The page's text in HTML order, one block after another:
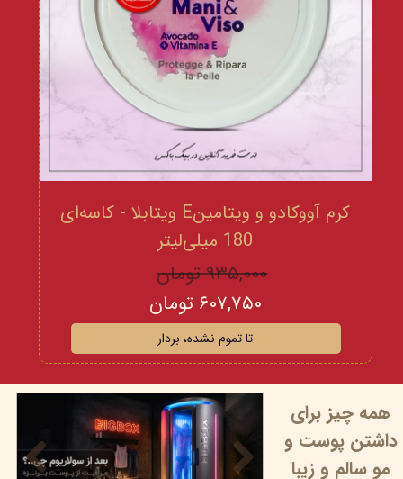
کرم آووکادو و ویتامینE ویتابلا - کاسه‌ای
180 میلی‌لیتر
۹۳۵,۰۰۰ تومان
۶۰۷,۷۵۰ تومان
تا تموم نشده، بردار
همه چیز برای
داشتن پوست و
مو سالم و زیبا